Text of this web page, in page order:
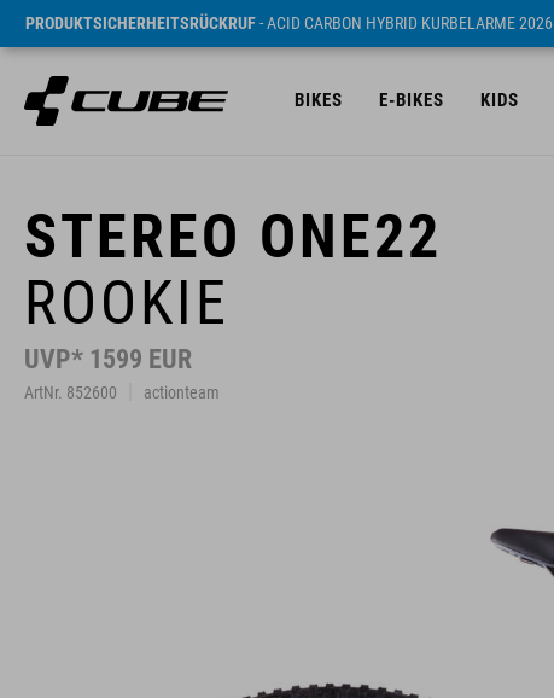
PRODUKTSICHERHEITSRÜCKRUF- ACID CARBON HYBRID KURBELARME 2026
BIKES E-BIKES KIDS
STEREO ONE22
ROOKIE
UVP* 1599 EUR
ArtNr. 852600 actionteam